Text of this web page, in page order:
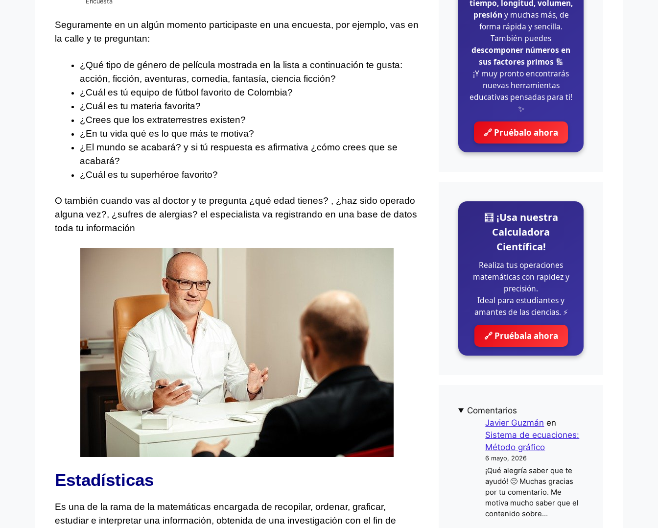
Seguramente en un algún momento participaste en una encuesta, por ejemplo, vas en
la calle y te preguntan:
¿Qué tipo de género de película mostrada en la lista a continuación te gusta:
acción, ficción, aventuras, comedia, fantasía, ciencia ficción?
¿Cuál es tú equipo de fútbol favorito de Colombia?
¿Cuál es tu materia favorita?
¿Crees que los extraterrestres existen?
¿En tu vida qué es lo que más te motiva?
¿El mundo se acabará? y si tú respuesta es afirmativa ¿cómo crees que se
acabará?
¿Cuál es tu superhéroe favorito?
O también cuando vas al doctor y te pregunta ¿qué edad tienes? , ¿haz sido operado
alguna vez?, ¿sufres de alergias? el especialista va registrando en una base de datos
toda tu información
Estadísticas
Es una de la rama de la matemáticas encargada de recopilar, ordenar, graficar,
estudiar e interpretar una información, obtenida de una investigación con el fin de
tiempo, longitud, volumen,
presión y muchas más, de
forma rápida y sencilla.
También puedes
descomponer números en
sus factores primos 🔢
¡Y muy pronto encontrarás
nuevas herramientas
educativas pensadas para ti!
✨
🔗 Pruébalo ahora
🧮 ¡Usa nuestra
Calculadora
Científica!
Realiza tus operaciones
matemáticas con rapidez y
precisión.
Ideal para estudiantes y
amantes de las ciencias. ⚡
🔗 Pruébala ahora
Comentarios
Javier Guzmán en
Sistema de ecuaciones:
Método gráfico
6 mayo, 2026
¡Qué alegría saber que te
ayudó! 🙂 Muchas gracias
por tu comentario. Me
motiva mucho saber que el
contenido sobre…